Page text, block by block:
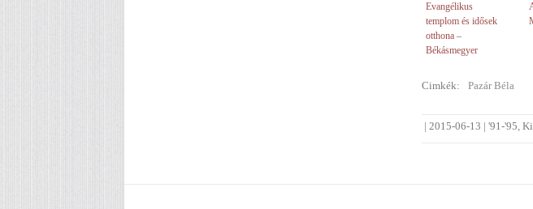
Evangélikus
templom és idősek
otthona –
Békásmegyer
Cimkék: Pazár Béla
|2015-06-13 |'91-'95,